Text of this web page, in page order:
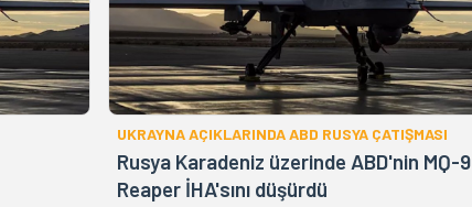
UKRAYNA AÇIKLARINDA ABD RUSYA ÇATIŞMASI
Rusya Karadeniz üzerinde ABD'nin MQ-9
Reaper İHA'sını düşürdü